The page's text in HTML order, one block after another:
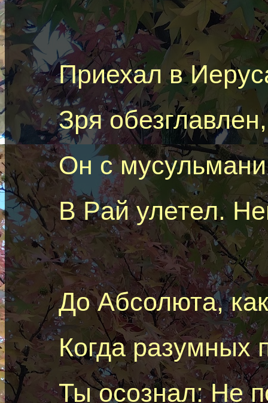
Приехал в
Зря
Он с
ВPай улетел.
До Абсолюта,
Когдаразумных
Ты осознал: Не